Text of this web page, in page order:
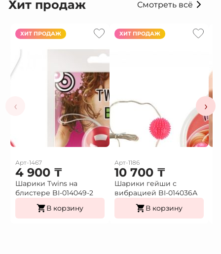
Хит продаж Смотреть всё
‹
ХИТ ПРОДАЖ
Арт-1467
4 900 ₸
Шарики Twins на
блистере BI-014049-2
В корзину
ХИТ ПРОДАЖ
Арт-1186
10 700 ₸
Шарики гейши с
вибрацией BI-014036А
В корзину
›